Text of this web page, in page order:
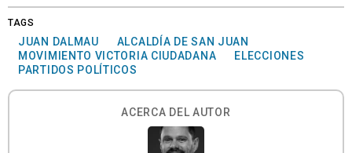
TAGS
JUAN DALMAU
ALCALDÍA DE SAN JUAN
MOVIMIENTO VICTORIA CIUDADANA
ELECCIONES
PARTIDOS POLÍTICOS
ACERCA DEL AUTOR